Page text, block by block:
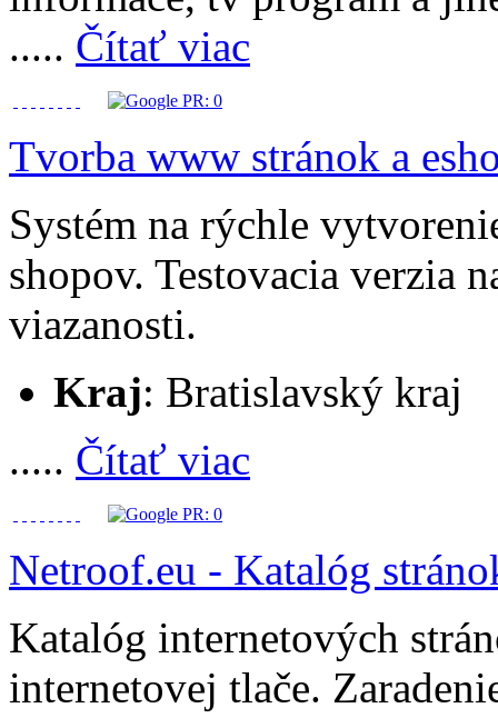
..... Čítať viac
Tvorba www stránok a
Systém na rýchle
shopov. Testovacia verzia
viazanosti.
Kraj: Bratislavský kraj
..... Čítať viac
Netroof.eu - Katalóg
Katalóg internetových
internetovej tlače.